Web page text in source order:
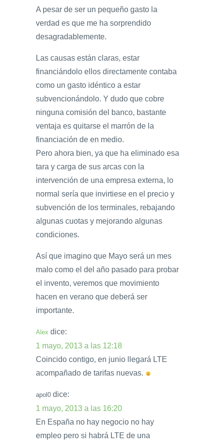
A pesar de ser un pequeño gasto la
verdad es que me ha sorprendido
desagradablemente.
Las causas están claras, estar
financiándolo ellos directamente contaba
como un gasto idéntico a estar
subvencionándolo. Y dudo que cobre
ninguna comisión del banco, bastante
ventaja es quitarse el marrón de la
financiación de en medio.
Pero ahora bien, ya que ha eliminado esa
tara y carga de sus arcas con la
intervención de una empresa externa, lo
normal sería que invirtiese en el precio y
subvención de los terminales, rebajando
algunas cuotas y mejorando algunas
condiciones.
Así que imagino que Mayo será un mes
malo como el del año pasado para probar
el invento, veremos que movimiento
hacen en verano que deberá ser
importante.
Alex dice:
1 mayo, 2013 a las 12:18
Coincido contigo, en junio llegará LTE
acompañado de tarifas nuevas.
apol0 dice:
1 mayo, 2013 a las 16:20
En España no hay negocio no hay
empleo pero si habrá LTE de una